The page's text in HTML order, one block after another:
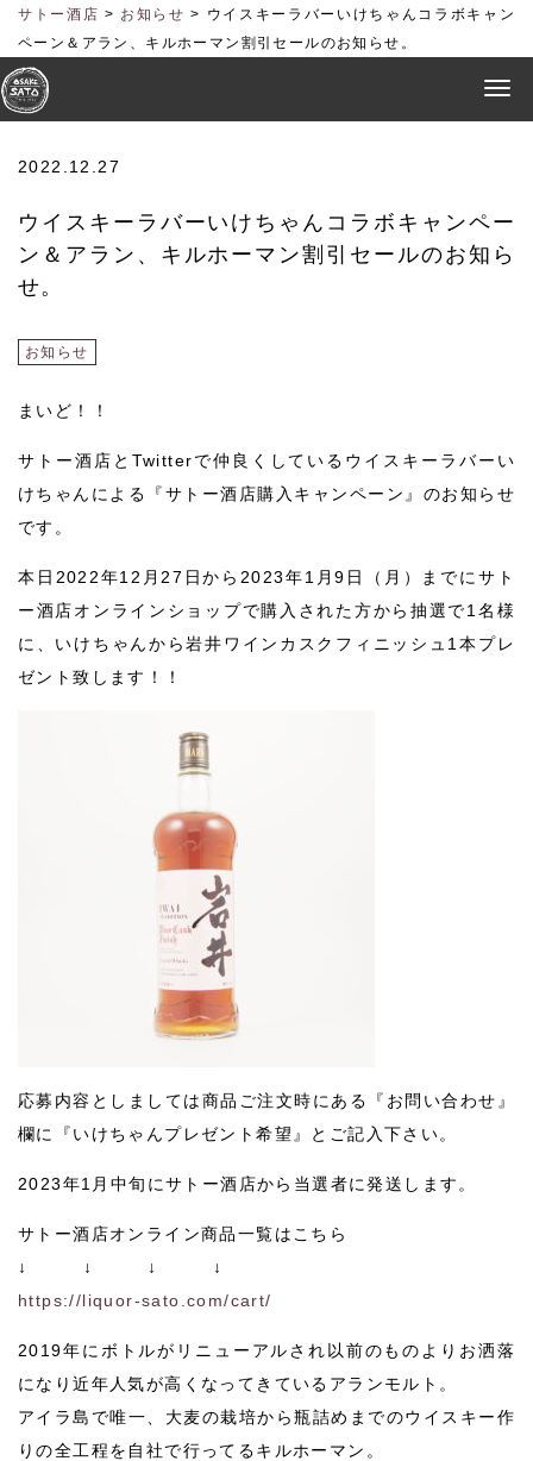
サトー酒店 > お知らせ > ウイスキーラバーいけちゃんコラボキャン
ペーン＆アラン、キルホーマン割引セールのお知らせ。
2022.12.27
ウイスキーラバーいけちゃんコラボキャンペー
ン＆アラン、キルホーマン割引セールのお知ら
せ。
お知らせ
まいど！！
サトー酒店とTwitterで仲良くしているウイスキーラバーい
けちゃんによる『サトー酒店購入キャンペーン』のお知らせ
です。
本日2022年12月27日から2023年1月9日（月）までにサト
ー酒店オンラインショップで購入された方から抽選で1名様
に、いけちゃんから岩井ワインカスクフィニッシュ1本プレ
ゼント致します！！
応募内容としましては商品ご注文時にある『お問い合わせ』
欄に『いけちゃんプレゼント希望』とご記入下さい。
2023年1月中旬にサトー酒店から当選者に発送します。
サトー酒店オンライン商品一覧はこちら
↓ ↓ ↓ ↓
https://liquor-sato.com/cart/
2019年にボトルがリニューアルされ以前のものよりお洒落
になり近年人気が高くなってきているアランモルト。
アイラ島で唯一、大麦の栽培から瓶詰めまでのウイスキー作
りの全工程を自社で行ってるキルホーマン。